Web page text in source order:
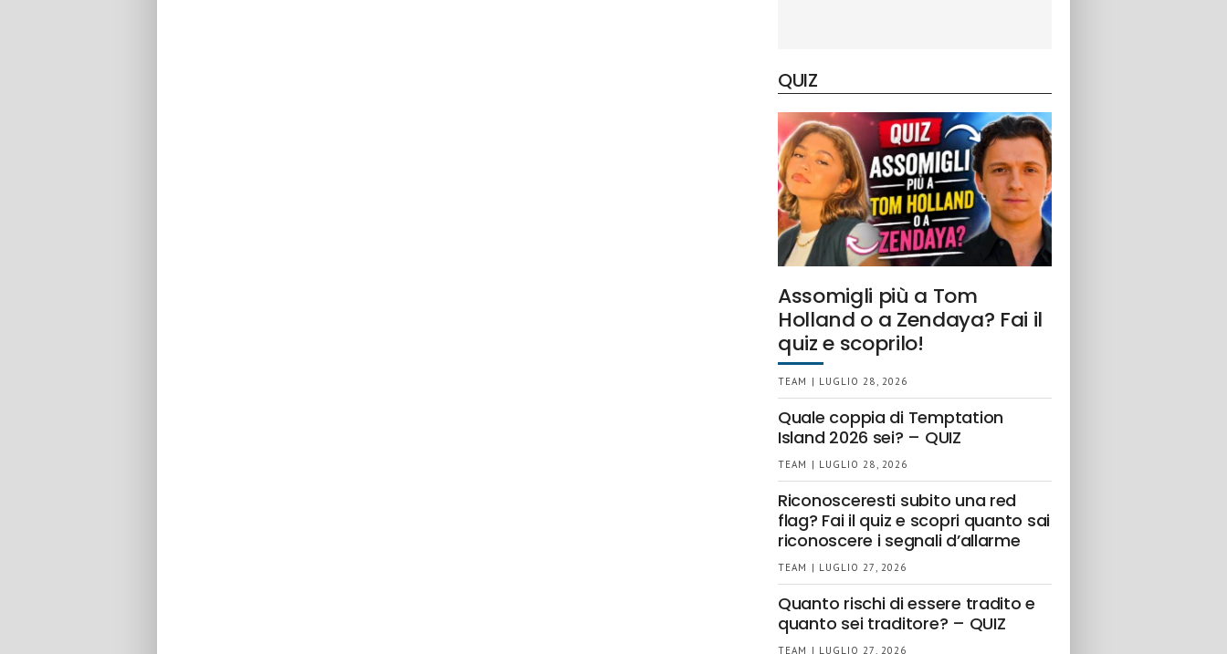
QUIZ
Assomigli più a Tom
Holland o a Zendaya? Fai il
quiz e scoprilo!
TEAM | LUGLIO 28, 2026
Quale coppia di Temptation
Island 2026 sei? – QUIZ
TEAM | LUGLIO 28, 2026
Riconosceresti subito una red
flag? Fai il quiz e scopri quanto sai
riconoscere i segnali d’allarme
TEAM | LUGLIO 27, 2026
Quanto rischi di essere tradito e
quanto sei traditore? – QUIZ
TEAM | LUGLIO 27, 2026